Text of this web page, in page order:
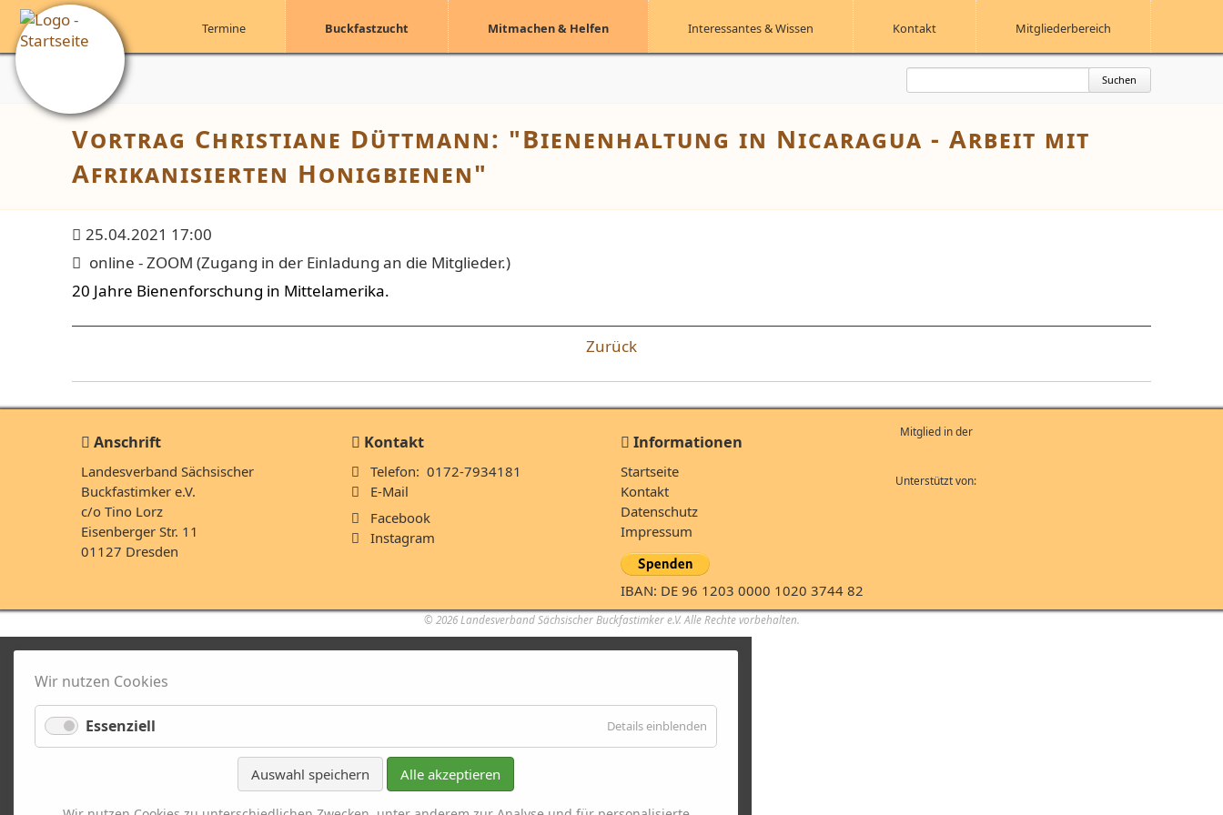
Navigation
überspringen
Termine Buckfastzucht Mitmachen & Helfen Interessantes & Wissen Kontakt Mitgliederbereich
Suchen
Vortrag Christiane Düttmann: "Bienenhaltung in Nicaragua - Arbeit mit
Afrikanisierten Honigbienen"
25.04.2021 17:00
online - ZOOM (Zugang in der Einladung an die Mitglieder.)
20 Jahre Bienenforschung in Mittelamerika.
Zurück
Anschrift
Landesverband Sächsischer
Buckfastimker e.V.
c/o Tino Lorz
Eisenberger Str. 11
01127 Dresden
Kontakt
Telefon: 0172-7934181
E-Mail
Facebook
Instagram
Informationen
Navigation
überspringen
Startseite
Kontakt
Datenschutz
Impressum
IBAN: DE 96 1203 0000 1020 3744 82
Mitglied in der
Unterstützt von:
© 2026 Landesverband Sächsischer Buckfastimker e.V. Alle Rechte vorbehalten.
Wir nutzen Cookies
Essenziell Details einblenden
Essenziell
Auswahl speichern Alle akzeptieren